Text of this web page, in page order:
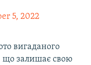
5, 2022
вигаданого
що залишає свою